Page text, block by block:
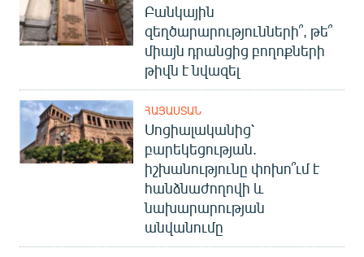
Բանկային
զեղծարարությունների՞, թե՞
միայն դրանցից բողոքների
թիվն է նվազել
ՀԱՅԱՍՏԱՆ
Սոցիալականից՝
բարեկեցության.
իշխանությունը փոխո՞ւմ է
հանձնաժողովի և
նախարարության
անվանումը